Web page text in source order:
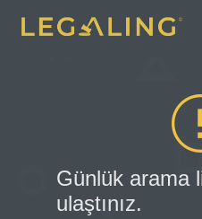
Günlük arama
ulaştınız.